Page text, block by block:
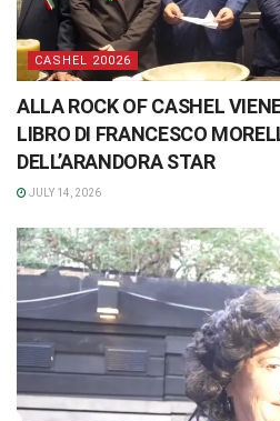
CASHEL 20026
ALLA ROCK OF CASHEL
LIBRO DI FRANCESCO
DELL’ARANDORA STAR
JULY 14, 2026